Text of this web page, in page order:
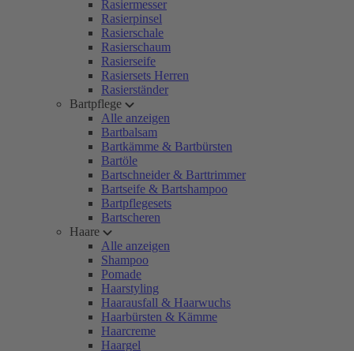
Rasiermesser
Rasierpinsel
Rasierschale
Rasierschaum
Rasierseife
Rasiersets Herren
Rasierständer
Bartpflege
Alle anzeigen
Bartbalsam
Bartkämme & Bartbürsten
Bartöle
Bartschneider & Barttrimmer
Bartseife & Bartshampoo
Bartpflegesets
Bartscheren
Haare
Alle anzeigen
Shampoo
Pomade
Haarstyling
Haarausfall & Haarwuchs
Haarbürsten & Kämme
Haarcreme
Haargel